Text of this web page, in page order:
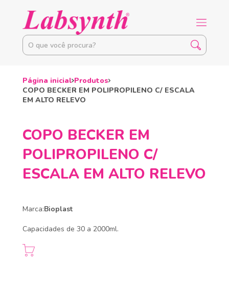
Página inicial Produtos
COPO BECKER EM POLIPROPILENO C/ ESCALA
EM ALTO RELEVO
COPO BECKER EM
POLIPROPILENO C/
ESCALA EM ALTO RELEVO
Marca:Bioplast
Capacidades de 30 a 2000ml.